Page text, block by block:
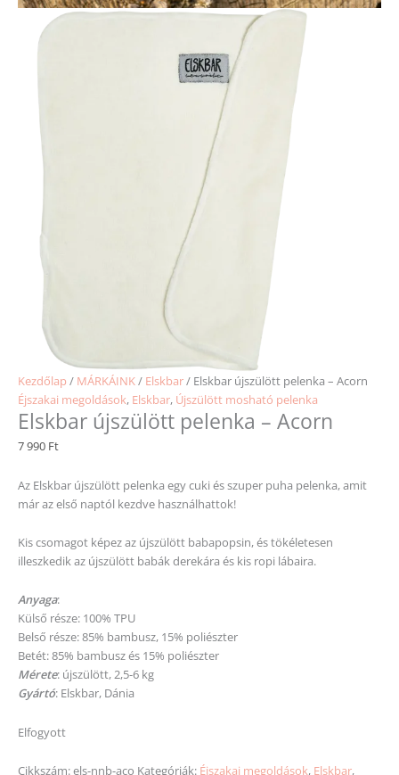
Kezdőlap / MÁRKÁINK/ Elskbar/ Elskbar újszülött pelenka – Acorn
Éjszakai megoldások, Elskbar, Újszülött mosható pelenka
Elskbar újszülött pelenka – Acorn
7 990 Ft
Az Elskbar újszülött pelenka egy cuki és szuper puha pelenka, amit
már az első naptól kezdve használhattok!
Kis csomagot képez az újszülött babapopsin, és tökéletesen
illeszkedik az újszülött babák derekára és kis ropi lábaira.
Anyaga:
Külső része: 100% TPU
Belső része: 85% bambusz, 15% poliészter
Betét: 85% bambusz és 15% poliészter
Mérete: újszülött, 2,5-6 kg
Gyártó: Elskbar, Dánia
Elfogyott
Cikkszám:els-nnb-aco Kategóriák: Éjszakai megoldások, Elskbar,